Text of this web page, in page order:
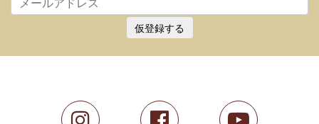
仮登録する